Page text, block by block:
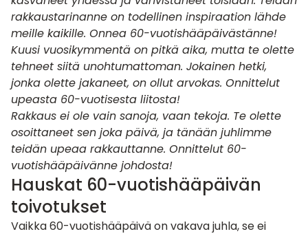
rakkaustarinanne on todellinen inspiraation lähde
meille kaikille. Onnea 60-vuotishääpäivästänne!
Kuusi vuosikymmentä on pitkä aika, mutta te olette
tehneet siitä unohtumattoman. Jokainen hetki,
jonka olette jakaneet, on ollut arvokas. Onnittelut
upeasta 60-vuotisesta liitosta!
Rakkaus ei ole vain sanoja, vaan tekoja. Te olette
osoittaneet sen joka päivä, ja tänään juhlimme
teidän upeaa rakkauttanne. Onnittelut 60-
vuotishääpäivänne johdosta!
Hauskat 60-vuotishääpäivän
toivotukset
Vaikka 60-vuotishääpäivä on vakava juhla, se ei